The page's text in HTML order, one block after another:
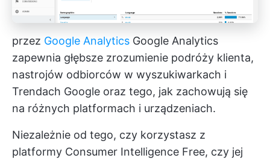
przez Google Analytics Google Analytics
zapewnia głębsze zrozumienie podróży klienta,
nastrojów odbiorców w wyszukiwarkach i
Trendach Google oraz tego, jak zachowują się
na różnych platformach i urządzeniach.
Niezależnie od tego, czy korzystasz z
platformy Consumer Intelligence Free, czy jej